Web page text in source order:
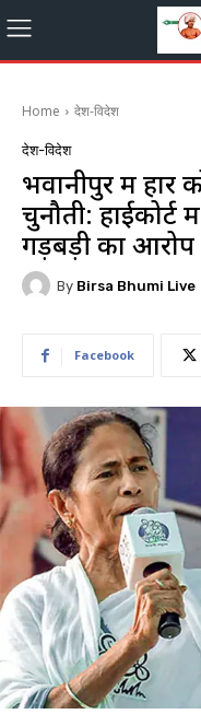
Home देश-विदेश
देश-विदेश
भवानीपुर में हार
चुनौती:
गड़बड़ी का आरोप
By Birsa Bhumi Live
Facebook